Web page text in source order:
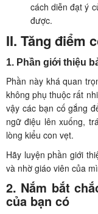
cách diễn đạt ý
được.
II. Tăng điểm
1. Phần giới thiệu
Phần này khá quan
không phụ thuộc rất
vậy các bạn cố gắng
ngữ điệu lên xuống,
lòng kiểu con vẹt.
Hãy luyện phần giới
và nhờ giáo viên của
2. Nắm bắt
của bạn có